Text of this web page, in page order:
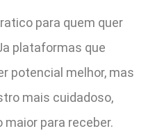
para quem quer
plataformas que
potencial melhor, mas
mais cuidadoso,
maior para receber.